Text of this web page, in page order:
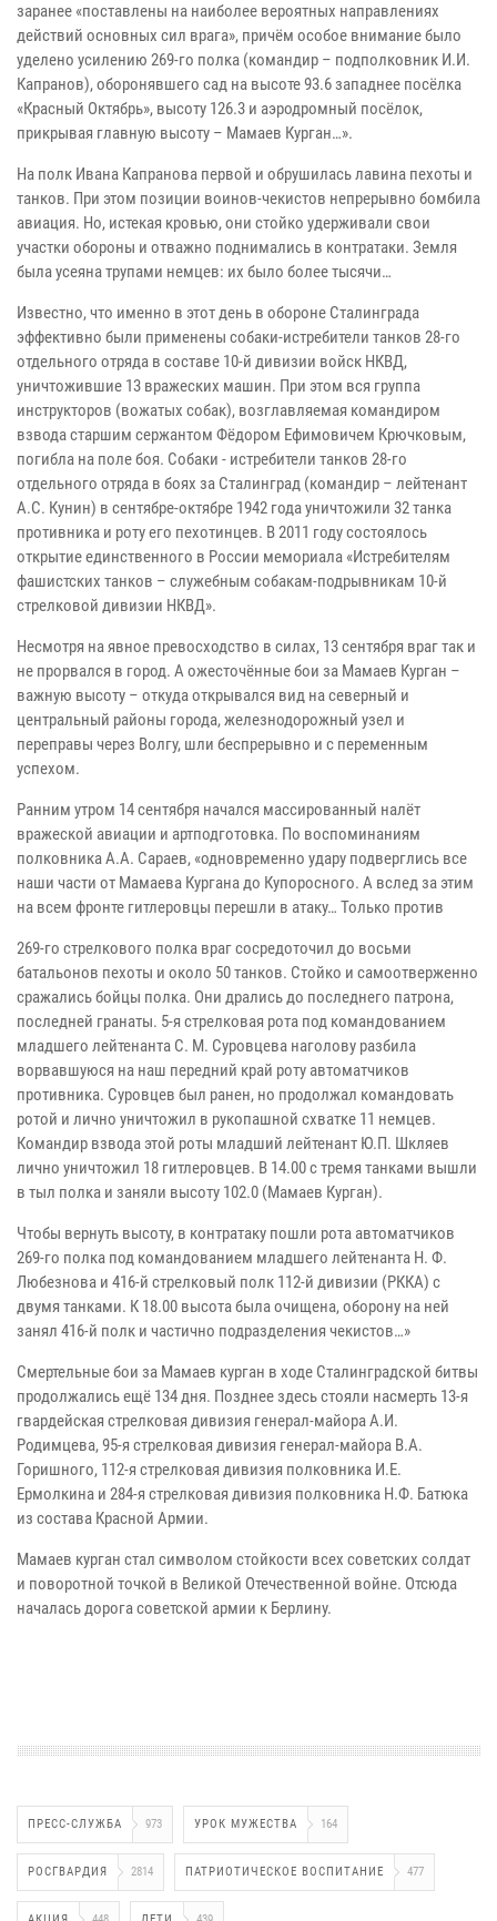
заранее «поставлены на наиболее вероятных направлениях
действий основных сил врага», причём особое внимание было
уделено усилению 269-го полка (командир – подполковник И.И.
Капранов), оборонявшего сад на высоте 93.6 западнее посёлка
«Красный Октябрь», высоту 126.3 и аэродромный посёлок,
прикрывая главную высоту – Мамаев Курган…».
На полк Ивана Капранова первой и обрушилась лавина пехоты и
танков. При этом позиции воинов-чекистов непрерывно бомбила
авиация. Но, истекая кровью, они стойко удерживали свои
участки обороны и отважно поднимались в контратаки. Земля
была усеяна трупами немцев: их было более тысячи…
Известно, что именно в этот день в обороне Сталинграда
эффективно были применены собаки-истребители танков 28-го
отдельного отряда в составе 10-й дивизии войск НКВД,
уничтожившие 13 вражеских машин. При этом вся группа
инструкторов (вожатых собак), возглавляемая командиром
взвода старшим сержантом Фёдором Ефимовичем Крючковым,
погибла на поле боя. Собаки - истребители танков 28-го
отдельного отряда в боях за Сталинград (командир – лейтенант
А.С. Кунин) в сентябре-октябре 1942 года уничтожили 32 танка
противника и роту его пехотинцев. В 2011 году состоялось
открытие единственного в России мемориала «Истребителям
фашистских танков – служебным собакам-подрывникам 10-й
стрелковой дивизии НКВД».
Несмотря на явное превосходство в силах, 13 сентября враг так и
не прорвался в город. А ожесточённые бои за Мамаев Курган –
важную высоту – откуда открывался вид на северный и
центральный районы города, железнодорожный узел и
переправы через Волгу, шли беспрерывно и с переменным
успехом.
Ранним утром 14 сентября начался массированный налёт
вражеской авиации и артподготовка. По воспоминаниям
полковника А.А. Сараев, «одновременно удару подверглись все
наши части от Мамаева Кургана до Купоросного. А вслед за этим
на всем фронте гитлеровцы перешли в атаку… Только против
269-го стрелкового полка враг сосредоточил до восьми
батальонов пехоты и около 50 танков. Стойко и самоотверженно
сражались бойцы полка. Они дрались до последнего патрона,
последней гранаты. 5-я стрелковая рота под командованием
младшего лейтенанта С. М. Суровцева наголову разбила
ворвавшуюся на наш передний край роту автоматчиков
противника. Суровцев был ранен, но продолжал командовать
ротой и лично уничтожил в рукопашной схватке 11 немцев.
Командир взвода этой роты младший лейтенант Ю.П. Шкляев
лично уничтожил 18 гитлеровцев. В 14.00 с тремя танками вышли
в тыл полка и заняли высоту 102.0 (Мамаев Курган).
Чтобы вернуть высоту, в контратаку пошли рота автоматчиков
269-го полка под командованием младшего лейтенанта Н. Ф.
Любезнова и 416-й стрелковый полк 112-й дивизии (РККА) с
двумя танками. К 18.00 высота была очищена, оборону на ней
занял 416-й полк и частично подразделения чекистов…»
Смертельные бои за Мамаев курган в ходе Сталинградской битвы
продолжались ещё 134 дня. Позднее здесь стояли насмерть 13-я
гвардейская стрелковая дивизия генерал-майора А.И.
Родимцева, 95-я стрелковая дивизия генерал-майора В.А.
Горишного, 112-я стрелковая дивизия полковника И.Е.
Ермолкина и 284-я стрелковая дивизия полковника Н.Ф. Батюка
из состава Красной Армии.
Мамаев курган стал символом стойкости всех советских солдат
и поворотной точкой в Великой Отечественной войне. Отсюда
началась дорога советской армии к Берлину.
ПРЕСС-СЛУЖБА 973 УРОК МУЖЕСТВА 164
РОСГВАРДИЯ 2814 ПАТРИОТИЧЕСКОЕ ВОСПИТАНИЕ 477